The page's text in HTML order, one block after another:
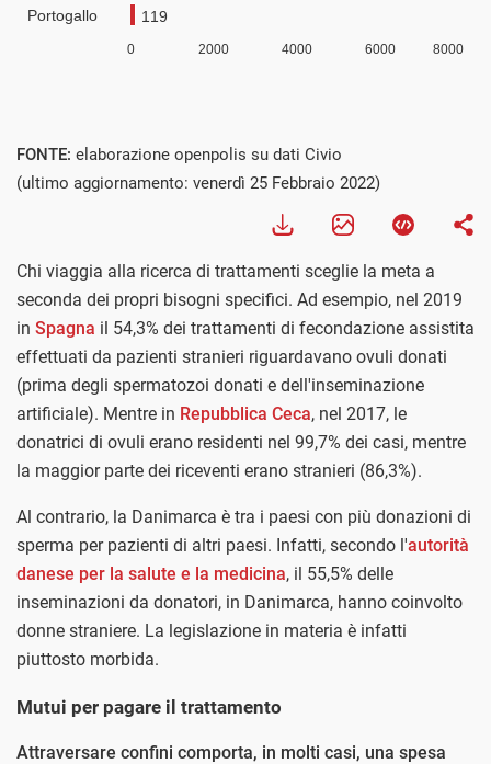
FONTE: elaborazione openpolis su dati Civio
(ultimo aggiornamento: venerdì 25 Febbraio 2022)
Chi viaggia alla ricerca di trattamenti sceglie la meta a
seconda dei propri bisogni specifici. Ad esempio, nel 2019
in Spagna il 54,3% dei trattamenti di fecondazione assistita
effettuati da pazienti stranieri riguardavano ovuli donati
(prima degli spermatozoi donati e dell'inseminazione
artificiale). Mentre in Repubblica Ceca, nel 2017, le
donatrici di ovuli erano residenti nel 99,7% dei casi, mentre
la maggior parte dei riceventi erano stranieri (86,3%).
Al contrario, la Danimarca è tra i paesi con più donazioni di
sperma per pazienti di altri paesi. Infatti, secondo l'autorità
danese per la salute e la medicina, il 55,5% delle
inseminazioni da donatori, in Danimarca, hanno coinvolto
donne straniere. La legislazione in materia è infatti
piuttosto morbida.
Mutui per pagare il trattamento
Attraversare confini comporta, in molti casi, una spesa